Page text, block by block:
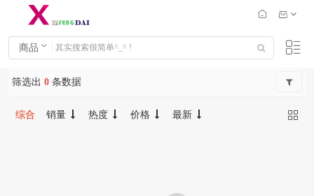
商品
筛选出 0 条数据
综合 销量 热度 价格 最新